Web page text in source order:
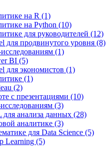
на R (1)
на Python (10)
для руководителей (12)
для продвинутого уровня (8)
(1)
BI (5)
для экономистов (1)
(1)
(2)
с презентациями (10)
(3)
анализа данных (28)
аналитике (3)
для Data Science (5)
Learning (5)